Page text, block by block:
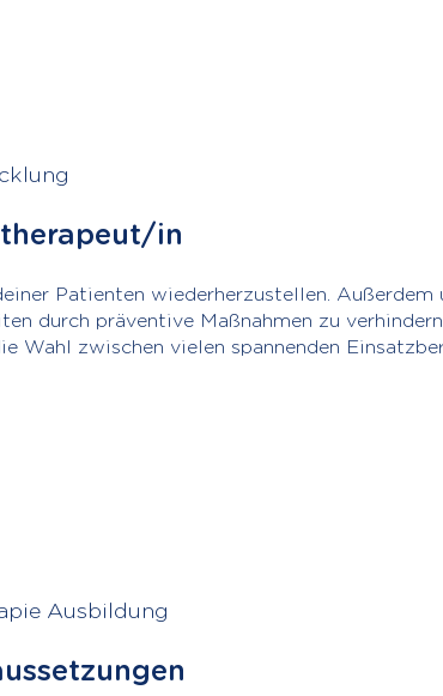
in
Patienten wiederherzustellen.
durch präventive Maßnahmen zu
Wahl zwischen vielen spannenden
Ausbildung